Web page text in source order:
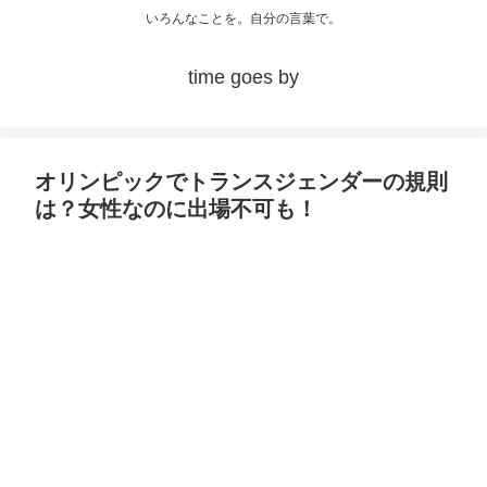
いろんなことを。自分の言葉で。
time goes by
オリンピックでトランスジェンダーの規則
は？女性なのに出場不可も！